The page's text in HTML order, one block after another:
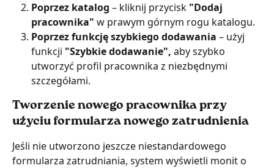
Poprzez katalog – kliknij przycisk "Dodaj
pracownika" w prawym górnym rogu katalogu.
Poprzez funkcję szybkiego dodawania – użyj
funkcji "Szybkie dodawanie", aby szybko
utworzyć profil pracownika z niezbędnymi
szczegółami.
Tworzenie nowego pracownika przy
użyciu formularza nowego zatrudnienia
Jeśli nie utworzono jeszcze niestandardowego
formularza zatrudniania, system wyświetli monit o